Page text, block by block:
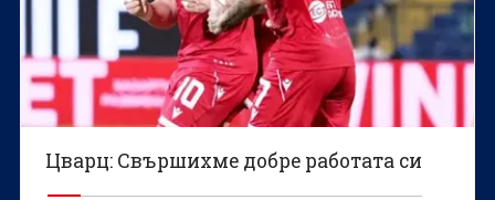
Цварц: Свършихме добре работата си